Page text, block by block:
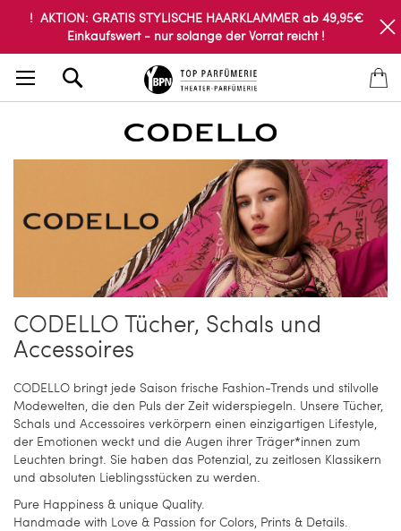
! AKTION: GRATIS STYLISCHE HAARKLAMMER ab 49,95€
Einkaufswert - nur solange der Vorrat reicht !
CODELLO Tücher, Schals und
Accessoires
CODELLO bringt jede Saison frische Fashion-Trends und stilvolle
Modewelten, die den Puls der Zeit widerspiegeln. Unsere Tücher,
Schals und Accessoires verkörpern einen einzigartigen Lifestyle,
der Emotionen weckt und die Augen ihrer Träger*innen zum
Leuchten bringt. Sie haben das Potenzial, zu zeitlosen Klassikern
und absoluten Lieblingsstücken zu werden.
Pure Happiness & unique Quality.
Handmade with Love & Passion for Colors, Prints & Details.